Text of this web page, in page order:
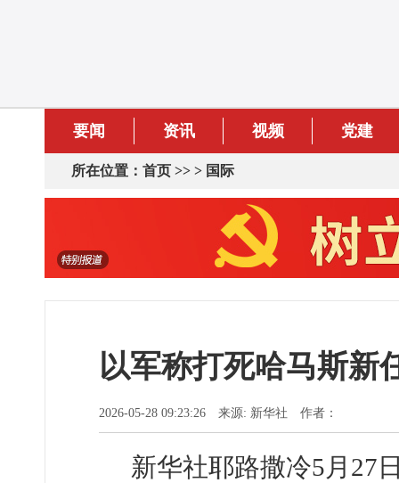
要闻 资讯 视频 党建
所在位置： 首页 >> > 国际
以军称打死哈马斯新
2026-05-28 09:23:26 来源: 新华社 作者：
新华社耶路撒冷5月27